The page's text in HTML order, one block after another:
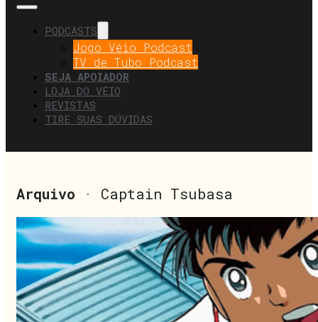
PODCASTS
Jogo Véio Podcast
TV de Tubo Podcast
SEJA APOIADOR
LOJA DO VÉIO
REVISTAS
TIRE SUAS DÚVIDAS
Arquivo · Captain Tsubasa